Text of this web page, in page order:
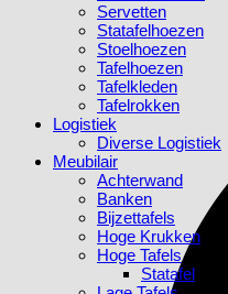
Servetten
Statafelhoezen
Stoelhoezen
Tafelhoezen
Tafelkleden
Tafelrokken
Logistiek
Diverse Logistiek
Meubilair
Achterwand
Banken
Bijzettafels
Hoge Krukken
Hoge Tafels
Statafel